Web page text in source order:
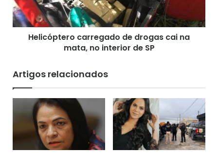
u
r
a
u
n
d
p
t
e
r
r
e
d
Helicóptero carregado de drogas cai na
mata, no interior de SP
Artigos relacionados